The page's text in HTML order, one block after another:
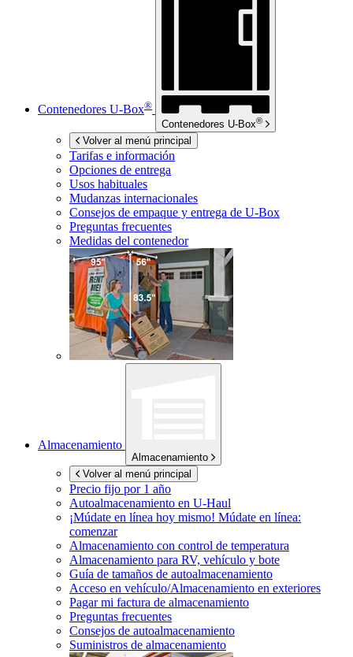
Contenedores U-Box®
Contenedores U-Box®
Volver al menú principal
Tarifas e información
Opciones de entrega
Usos habituales
Mudanzas internacionales
Consejos de empaque y entrega de U-Box
Preguntas frecuentes
Medidas del contenedor
Almacenamiento
Almacenamiento
Volver al menú principal
Precio fijo por 1 año
Autoalmacenamiento en U-Haul
¡Múdate en línea hoy mismo! Múdate en línea:
comenzar
Almacenamiento con control de temperatura
Almacenamiento para RV, vehículo y bote
Guía de tamaños de autoalmacenamiento
Acceso en vehículo/Almacenamiento en exteriores
Pagar mi factura de almacenamiento
Preguntas frecuentes
Consejos de autoalmacenamiento
Suministros de almacenamiento